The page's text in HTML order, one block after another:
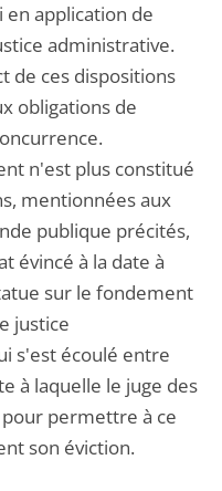
application de
administrative.
de ces dispositions
obligations de
n'est plus constitué
mentionnées aux
publique précités,
évincé à la date à
sur le fondement
justice
s'est écoulé entre
à laquelle le juge des
permettre à ce
son éviction.